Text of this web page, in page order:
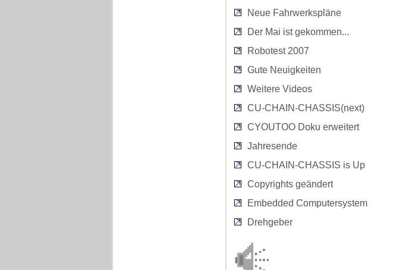
Neue Fahrwerkspläne
Der Mai ist gekommen...
Robotest 2007
Gute Neuigkeiten
Weitere Videos
CU-CHAIN-CHASSIS(next)
CYOUTOO Doku erweitert
Jahresende
CU-CHAIN-CHASSIS is Up
Copyrights geändert
Embedded Computersystem
Drehgeber